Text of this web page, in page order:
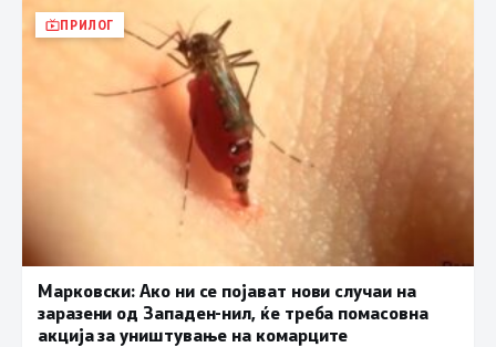
ПРИЛОГ
Марковски: Ако ни се појават нови случаи на
заразени од Западен-нил, ќе треба помасовна
акција за уништување на комарците